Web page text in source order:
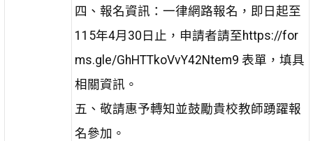
四、報名資訊：一律網路報名，即日起至
115年4月30日止，申請者請至https://for
ms.gle/GhHTTkoVvY42Ntem9 表單，填具
相關資訊。
五、敬請惠予轉知並鼓勵貴校教師踴躍報
名參加。